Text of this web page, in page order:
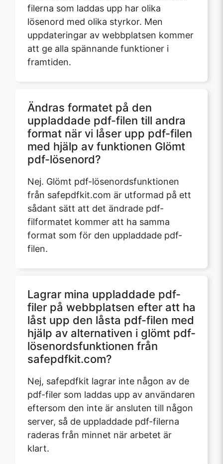
filerna som laddas upp har olika
lösenord med olika styrkor. Men
uppdateringar av webbplatsen kommer
att ge alla spännande funktioner i
framtiden.
Ändras formatet på den
uppladdade pdf-filen till andra
format när vi låser upp pdf-filen
med hjälp av funktionen Glömt
pdf-lösenord?
Nej. Glömt pdf-lösenordsfunktionen
från safepdfkit.com är utformad på ett
sådant sätt att det ändrade pdf-
filformatet kommer att ha samma
format som för den uppladdade pdf-
filen.
Lagrar mina uppladdade pdf-
filer på webbplatsen efter att ha
låst upp den låsta pdf-filen med
hjälp av alternativen i glömt pdf-
lösenordsfunktionen från
safepdfkit.com?
Nej, safepdfkit lagrar inte någon av de
pdf-filer som laddas upp av användaren
eftersom den inte är ansluten till någon
server, så de uppladdade pdf-filerna
raderas från minnet när arbetet är
klart.